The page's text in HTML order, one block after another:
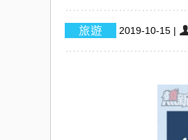
2019-10-15 |